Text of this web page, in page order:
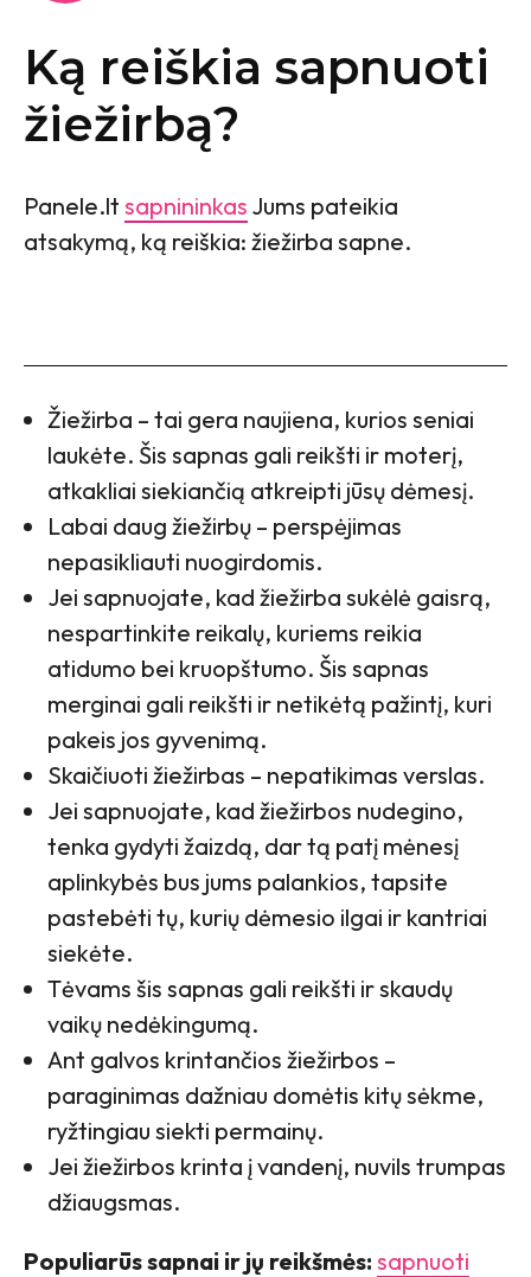
Ką reiškia sapnuoti
žiežirbą?
Panele.lt sapnininkas Jums pateikia
atsakymą, ką reiškia: žiežirba sapne.
Žiežirba – tai gera naujiena, kurios seniai
laukėte. Šis sapnas gali reikšti ir moterį,
atkakliai siekiančią atkreipti jūsų dėmesį.
Labai daug žiežirbų – perspėjimas
nepasikliauti nuogirdomis.
Jei sapnuojate, kad žiežirba sukėlė gaisrą,
nespartinkite reikalų, kuriems reikia
atidumo bei kruopštumo. Šis sapnas
merginai gali reikšti ir netikėtą pažintį, kuri
pakeis jos gyvenimą.
Skaičiuoti žiežirbas – nepatikimas verslas.
Jei sapnuojate, kad žiežirbos nudegino,
tenka gydyti žaizdą, dar tą patį mėnesį
aplinkybės bus jums palankios, tapsite
pastebėti tų, kurių dėmesio ilgai ir kantriai
siekėte.
Tėvams šis sapnas gali reikšti ir skaudų
vaikų nedėkingumą.
Ant galvos krintančios žiežirbos –
paraginimas dažniau domėtis kitų sėkme,
ryžtingiau siekti permainų.
Jei žiežirbos krinta į vandenį, nuvils trumpas
džiaugsmas.
Populiarūs sapnai ir jų reikšmės: sapnuoti